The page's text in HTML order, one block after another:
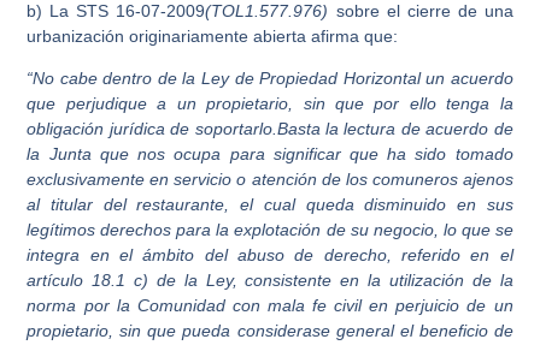
b) La STS 16-07-2009(TOL1.577.976) sobre el cierre de una
urbanización originariamente abierta afirma que:
“No cabe dentro de la Ley de Propiedad Horizontal un acuerdo
que perjudique a un propietario, sin que por ello tenga la
obligación jurídica de soportarlo.Basta la lectura de acuerdo de
la Junta que nos ocupa para significar que ha sido tomado
exclusivamente en servicio o atención de los comuneros ajenos
al titular del restaurante, el cual queda disminuido en sus
legítimos derechos para la explotación de su negocio, lo que se
integra en el ámbito del abuso de derecho, referido en el
artículo 18.1 c) de la Ley, consistente en la utilización de la
norma por la Comunidad con mala fe civil en perjuicio de un
propietario, sin que pueda considerase general el beneficio de